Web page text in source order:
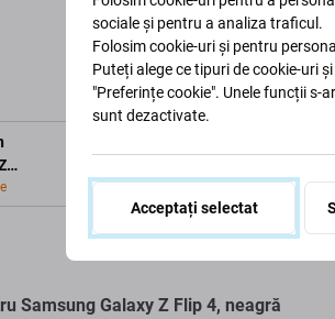
Samsung Galaxy Z Flip 4, neagră
sociale și pentru a analiza traficul.
Folosim cookie-uri și pentru
Puteți alege ce tipuri de cookie-uri
"Preferințe cookie". Unele funcții s-
sunt dezactivate.
Acceptați selectat